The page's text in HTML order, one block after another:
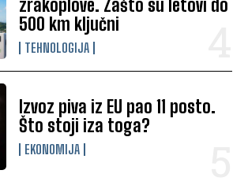
zrakoplove. Zašto su letovi do
500 km ključni
TEHNOLOGIJA
Izvoz piva iz EU pao 11 posto.
Što stoji iza toga?
EKONOMIJA